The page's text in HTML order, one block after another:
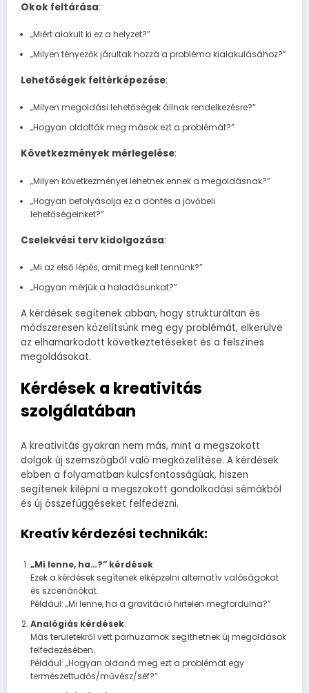
Okok feltárása:
„Miért alakult ki ez a helyzet?”
„Milyen tényezők járultak hozzá a probléma kialakulásához?”
Lehetőségek feltérképezése:
„Milyen megoldási lehetőségek állnak rendelkezésre?”
„Hogyan oldották meg mások ezt a problémát?”
Következmények mérlegelése:
„Milyen következményei lehetnek ennek a megoldásnak?”
„Hogyan befolyásolja ez a döntés a jövőbeli
lehetőségeinket?”
Cselekvési terv kidolgozása:
„Mi az első lépés, amit meg kell tennünk?”
„Hogyan mérjük a haladásunkat?”
A kérdések segítenek abban, hogy strukturáltan és
módszeresen közelítsünk meg egy problémát, elkerülve
az elhamarkodott következtetéseket és a felszínes
megoldásokat.
Kérdések a kreativitás
szolgálatában
A kreativitás gyakran nem más, mint a megszokott
dolgok új szemszögből való megközelítése. A kérdések
ebben a folyamatban kulcsfontosságúak, hiszen
segítenek kilépni a megszokott gondolkodási sémákból
és új összefüggéseket felfedezni.
Kreatív kérdezési technikák:
„Mi lenne, ha…?” kérdések:
Ezek a kérdések segítenek elképzelni alternatív valóságokat
és szcenáriókat.
Például: „Mi lenne, ha a gravitáció hirtelen megfordulna?”
Analógiás kérdések:
Más területekről vett párhuzamok segíthetnek új megoldások
felfedezésében.
Például: „Hogyan oldaná meg ezt a problémát egy
természettudós/művész/séf?”